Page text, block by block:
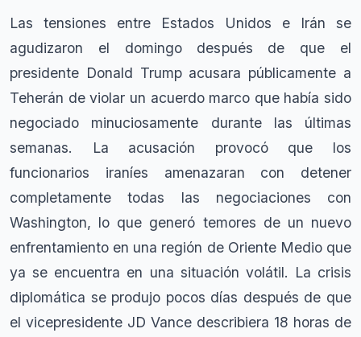
Las tensiones entre Estados Unidos e Irán se
agudizaron el domingo después de que el
presidente Donald Trump acusara públicamente a
Teherán de violar un acuerdo marco que había sido
negociado minuciosamente durante las últimas
semanas. La acusación provocó que los
funcionarios iraníes amenazaran con detener
completamente todas las negociaciones con
Washington, lo que generó temores de un nuevo
enfrentamiento en una región de Oriente Medio que
ya se encuentra en una situación volátil. La crisis
diplomática se produjo pocos días después de que
el vicepresidente JD Vance describiera 18 horas de